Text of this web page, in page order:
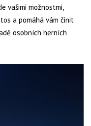
vašimi možnostmi,
a pomáhá vám činit
osobních herních